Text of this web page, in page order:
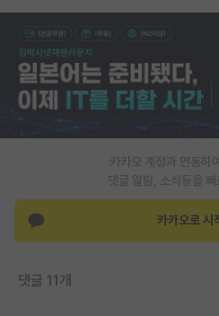
PI 전용 게시판
인문사회 계열 게시판
특수/전문대학원 게시판
반도체/AI 게시판
장학금/장학생 게시판
홍보 게시판
커리어
카카오 계정과 연동하
댓글 알람, 소식등을
카카오로 시
댓글 11개